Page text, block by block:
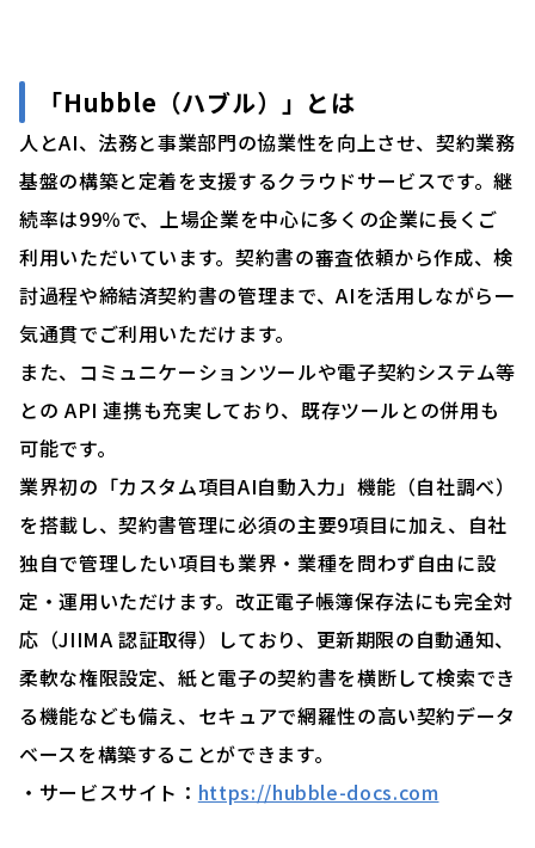
「Hubble（ハブル）」 とは
人とAI、法務と事業部門の協業性を向上させ、契約業務
基盤の構築と定着を支援するクラウドサービスです。継
続率は99％で、上場企業を中心に多くの企業に長くご
利用いただいています。契約書の審査依頼から作成、検
討過程や締結済契約書の管理まで、AIを活用しながら一
気通貫でご利用いただけます。
また、コミュニケーションツールや電子契約システム等
との API 連携も充実しており、既存ツールとの併用も
可能です。
業界初の「カスタム項目AI自動入力」機能（自社調べ）
を搭載し、契約書管理に必須の主要9項目に加え、自社
独自で管理したい項目も業界・業種を問わず自由に設
定・運用いただけます。改正電子帳簿保存法にも完全対
応（JIIMA 認証取得）しており、更新期限の自動通知、
柔軟な権限設定、紙と電子の契約書を横断して検索でき
る機能なども備え、セキュアで網羅性の高い契約データ
ベースを構築することができます。
・サービスサイト： https://hubble-docs.com